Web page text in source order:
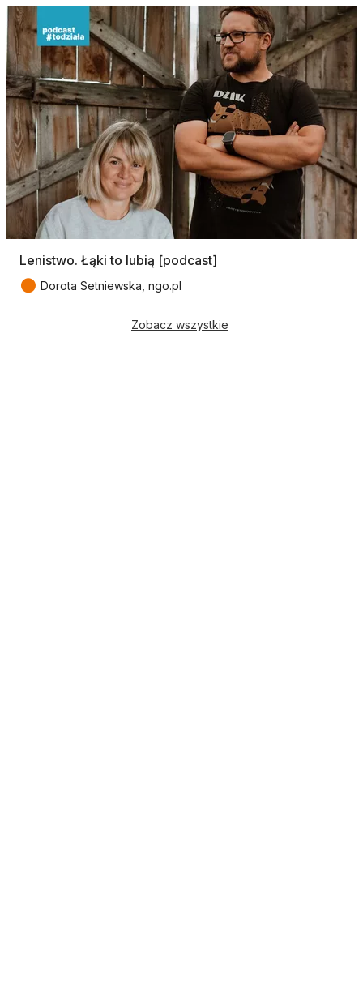
Lenistwo. Łąki to lubią [podcast]
● Dorota Setniewska, ngo.pl
Zobacz wszystkie